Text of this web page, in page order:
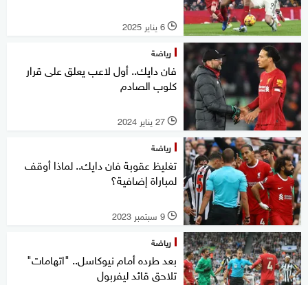
l 6 يناير 2025
رياضة
فان دايك.. أول لاعب يعلق على قرار
كلوب الصادم
l 27 يناير 2024
رياضة
تغليظ عقوبة فان دايك.. لماذا أوقف
لمباراة إضافية؟
l 9 سبتمبر 2023
رياضة
بعد طرده أمام نيوكاسل.. "اتهامات"
تلاحق قائد ليفربول